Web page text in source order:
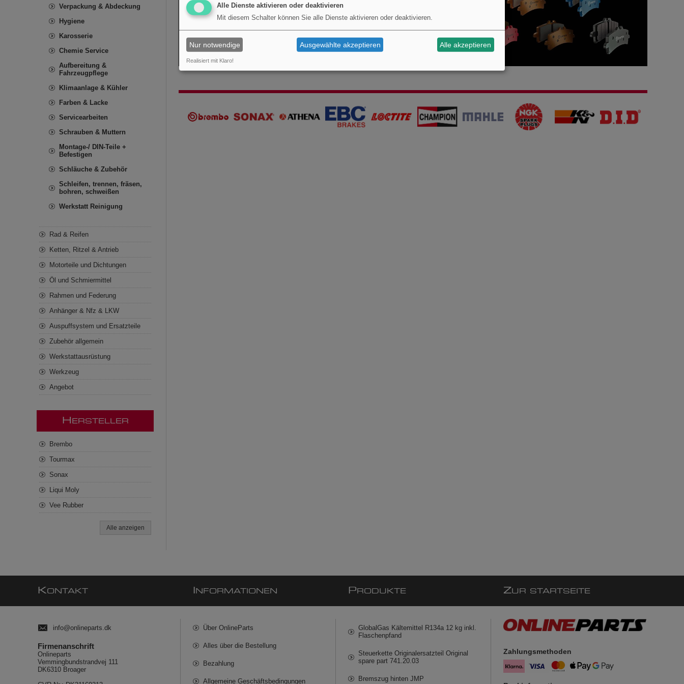
Verpackung & Abdeckung
Hygiene
Karosserie
Chemie Service
Aufbereitung &
Fahrzeugpflege
Klimaanlage & Kühler
Farben & Lacke
Servicearbeiten
Schrauben & Muttern
Montage-/ DIN-Teile +
Befestigen
Schläuche & Zubehör
Schleifen, trennen, fräsen,
bohren, schweißen
Werkstatt Reinigung
Rad & Reifen
Ketten, Ritzel & Antrieb
Motorteile und Dichtungen
Öl und Schmiermittel
Rahmen und Federung
Anhänger & Nfz & LKW
Auspuffsystem und Ersatzteile
Zubehör allgemein
Werkstattausrüstung
Werkzeug
Angebot
H ERSTELLER
Brembo
Tourmax
Sonax
Liqui Moly
Vee Rubber
Alle anzeigen
KONTAKT
info@onlineparts.dk
Firmenanschrift
Onlineparts
Vemmingbundstrandvej 111
DK6310 Broager
NFORMATIONEN
Über OnlineParts
Alles über die Bestellung
Bezahlung
Allgemeine Geschäftsbedingungen
P RODUKTE
GlobalGas Kältemittel R134a 12 kg inkl.
Flaschenpfand
Steuerkette Originalersatzteil Original
spare part 741.20.03
Bremszug hinten JMP
ZUR STARTSEITE
Zahlungsmethoden
Alle Dienste aktivieren oder deaktivieren
Mit diesem Schalter können Sie alle Dienste aktivieren oder deaktivieren.
Nur notwendige Ausgewählte akzeptieren Alle akzeptieren
Realisiert mit Klaro!